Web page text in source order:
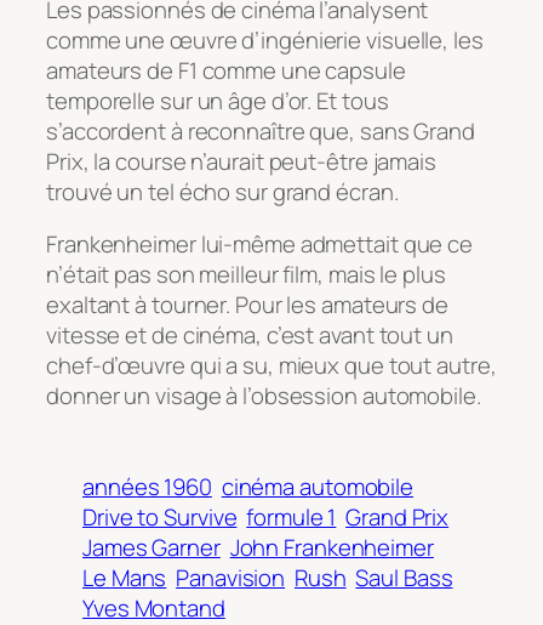
Les passionnés de cinéma l’analysent
comme une œuvre d’ingénierie visuelle, les
amateurs de F1 comme une capsule
temporelle sur un âge d’or. Et tous
s’accordent à reconnaître que, sansGrand
Prix, la course n’aurait peut-être jamais
trouvé un tel écho sur grand écran.
Frankenheimer lui-même admettait que ce
n’était pas son meilleur film, mais le plus
exaltant à tourner. Pour les amateurs de
vitesse et de cinéma, c’est avant tout un
chef-d’œuvre qui a su, mieux que tout autre,
donner un visage à l’obsession automobile.
années 1960 cinéma automobile
Drive to Survive formule 1 Grand Prix
James Garner John Frankenheimer
Le Mans Panavision Rush Saul Bass
Yves Montand